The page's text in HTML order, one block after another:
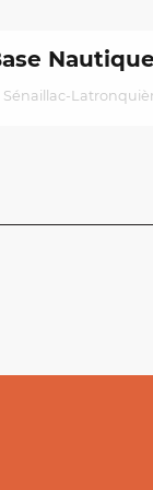
Sénaillac-